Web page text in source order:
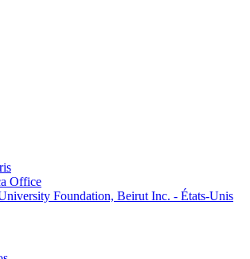
Office
Foundation, Beirut Inc. - États-Unis